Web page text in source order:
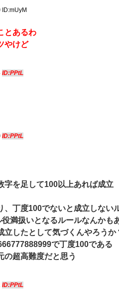
とあるわ
やけど
ID:PPtL
ID:PPtL
字を足して100以上あれば成立
、丁度100でないと成立しない
満扱いとなるルールなんかも
立したとして気づくんやろうか
で丁度100である
の超高難度だと思う
ID:PPtL